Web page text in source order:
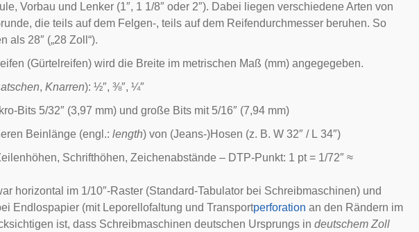
Vorbau und Lenker (1″, 1 1/8″ oder 2″). Dabei liegen verschiedene Arten von
die teils auf dem Felgen-, teils auf dem Reifendurchmesser beruhen. So
als 28″ („28 Zoll“).
(Gürtelreifen) wird die Breite im metrischen Maß (mm) angegegeben.
, Knarren): ½″, ⅜″, ¼″
Bits 5/32″ (3,97 mm) und große Bits mit 5/16″ (7,94 mm)
Beinlänge (engl.: length) von (Jeans-)Hosen (z. B. W 32″ / L 34″)
Schrifthöhen, Zeichenabstände – DTP-Punkt: 1 pt = 1/72″ ≈
horizontal im 1/10″-Raster (Standard-Tabulator bei Schreibmaschinen) und
Endlospapier (mit Leporellofaltung und Transportperforation an den Rändern im
ist, dass Schreibmaschinen deutschen Ursprungs in deutschem Zoll